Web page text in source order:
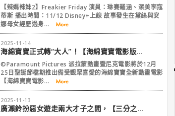
【辣媽辣妹2】Freakier Friday 演員：琳賽羅涵、潔美李寇
蒂斯 播出時間：11/12 Disney+上線 故事發生在黛絲與安
娜母女經歷過身...
2025-11-14
海綿寶寶正式轉“大人”！【海綿寶寶電影版：尋寶大冒險】攜手比奇堡好友踏上冥界冒險
©Paramount Pictures 派拉蒙動畫暨尼克電影將於12月
25日聖誕節檔期推出備受觀眾喜愛的海綿寶寶全新動畫電影
【海綿寶寶電影...
2025-11-13
廣瀨鈴扮惡女遊走兩大才子之間，【三分之愛】重現日本文學史上傳奇三角戀